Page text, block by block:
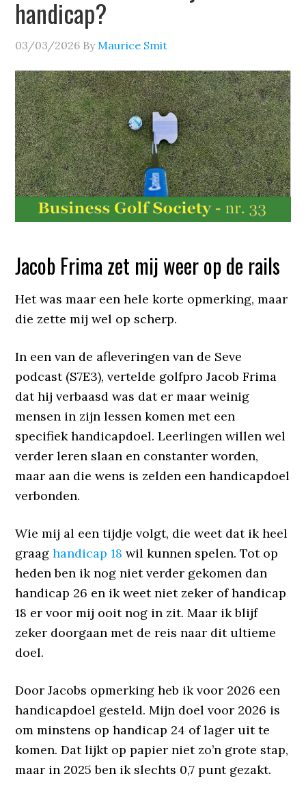
handicap?
03/03/2026 By Maurice Smit
Jacob Frima zet mij weer op de rails
Het was maar een hele korte opmerking, maar
die zette mij wel op scherp.
In een van de afleveringen van de Seve
podcast (S7E3), vertelde golfpro Jacob Frima
dat hij verbaasd was dat er maar weinig
mensen in zijn lessen komen met een
specifiek handicapdoel. Leerlingen willen wel
verder leren slaan en constanter worden,
maar aan die wens is zelden een handicapdoel
verbonden.
Wie mij al een tijdje volgt, die weet dat ik heel
graaghandicap 18 wil kunnen spelen. Tot op
heden ben ik nog niet verder gekomen dan
handicap 26 en ik weet niet zeker of handicap
18 er voor mij ooit nog in zit. Maar ik blijf
zeker doorgaan met de reis naar dit ultieme
doel.
Door Jacobs opmerking heb ik voor 2026 een
handicapdoel gesteld. Mijn doel voor 2026 is
om minstens op handicap 24 of lager uit te
komen. Dat lijkt op papier niet zo’n grote stap,
maar in 2025 ben ik slechts 0,7 punt gezakt.